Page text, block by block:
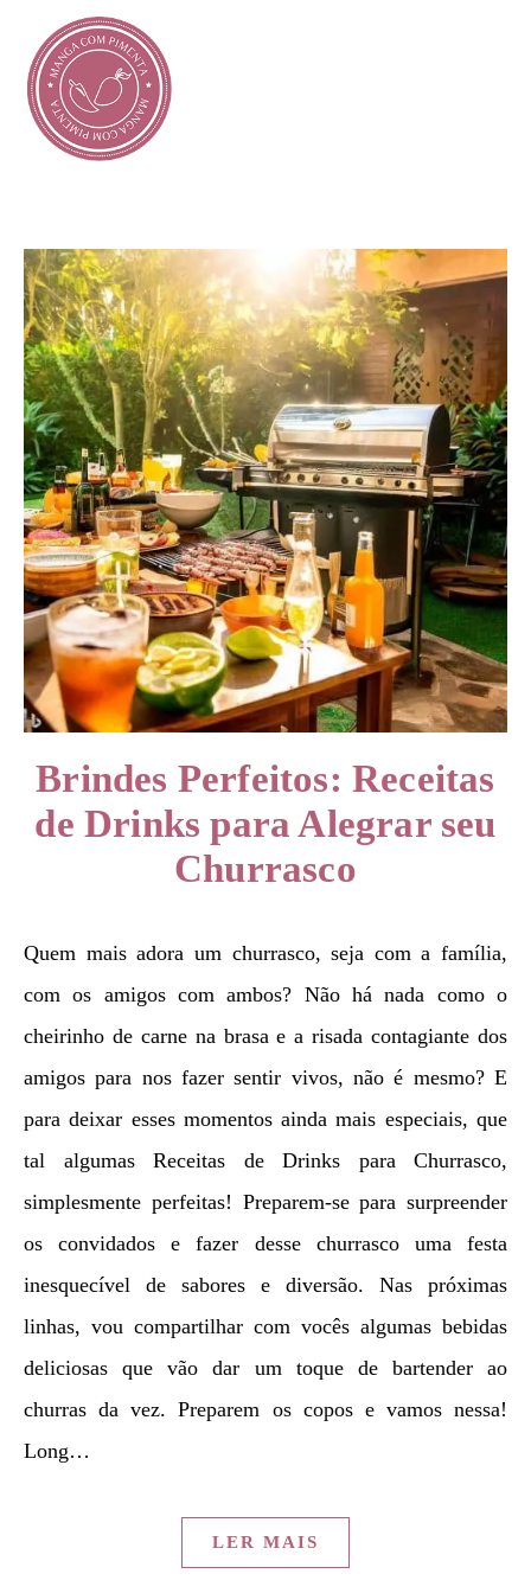
Brindes Perfeitos: Receitas
de Drinks para Alegrar seu
Churrasco
Quem mais adora um churrasco, seja com a família,
com os amigos com ambos? Não há nada como o
cheirinho de carne na brasa e a risada contagiante dos
amigos para nos fazer sentir vivos, não é mesmo? E
para deixar esses momentos ainda mais especiais, que
tal algumas Receitas de Drinks para Churrasco,
simplesmente perfeitas! Preparem-se para surpreender
os convidados e fazer desse churrasco uma festa
inesquecível de sabores e diversão. Nas próximas
linhas, vou compartilhar com vocês algumas bebidas
deliciosas que vão dar um toque de bartender ao
churras da vez. Preparem os copos e vamos nessa!
Long…
LER MAIS